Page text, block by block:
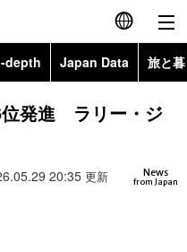
English
简体字
depth Japan Data 旅と
Topics
位発進 ラリー・ジ
News
from Japan
20:35 更新